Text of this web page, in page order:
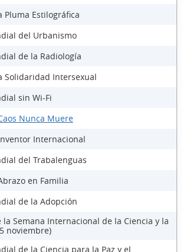
Pluma Estilográfica
del Urbanismo
de la Radiología
Solidaridad Intersexual
sin Wi-Fi
Nunca Muere
Internacional
del Trabalenguas
en Familia
de la Adopción
la Semana Internacional de la Ciencia y la
noviembre)
de la Ciencia para la Paz y el